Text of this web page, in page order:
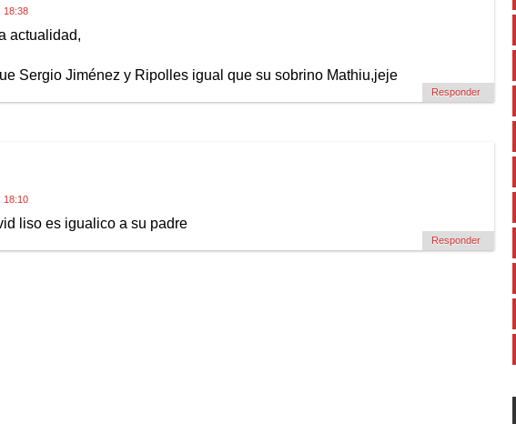
18:38
actualidad,
Sergio Jiménez y Ripolles igual que su sobrino Mathiu,jeje
Responder
18:10
liso es igualico a su padre
Responder